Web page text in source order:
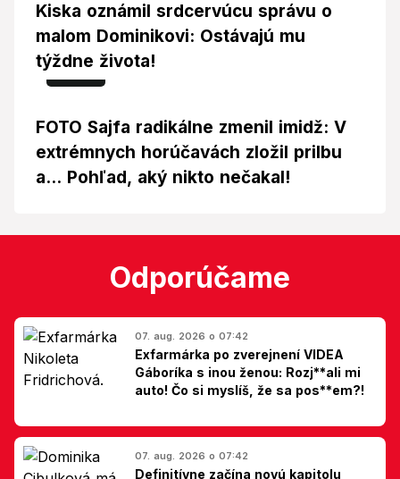
Kiska oznámil srdcervúcu správu o
malom Dominikovi: Ostávajú mu
týždne života!
Foto
FOTO Sajfa radikálne zmenil imidž: V
extrémnych horúčavách zložil prilbu
a... Pohľad, aký nikto nečakal!
Odporúčame
07. aug. 2026 o 07:42
Exfarmárka po zverejnení VIDEA
Gáboríka s inou ženou: Rozj**ali mi
auto! Čo si myslíš, že sa pos**em?!
07. aug. 2026 o 07:42
Definitívne začína novú kapitolu